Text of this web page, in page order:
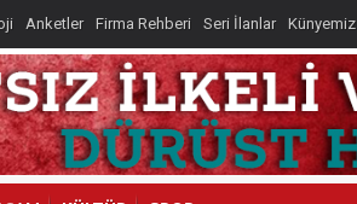
Anketler Firma Rehberi Seri İlanlar Künyemiz